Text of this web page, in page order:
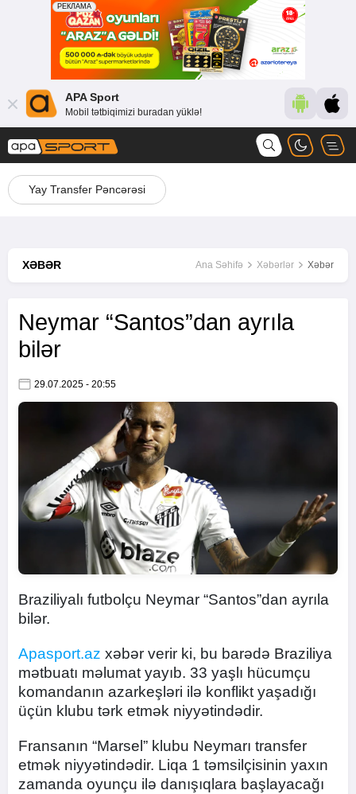
APA Sport
Mobil tətbiqimizi buradan yüklə!
Yay Transfer Pəncərəsi
XƏBƏR Ana Səhifə Xəbərlər Xəbər
Neymar “Santos”dan ayrıla
bilər
29.07.2025 - 20:55
Braziliyalı futbolçu Neymar “Santos”dan ayrıla
bilər.
Apasport.az xəbər verir ki, bu barədə Braziliya
mətbuatı məlumat yayıb. 33 yaşlı hücumçu
komandanın azarkeşləri ilə konflikt yaşadığı
üçün klubu tərk etmək niyyətindədir.
Fransanın “Marsel” klubu Neymarı transfer
etmək niyyətindədir. Liqa 1 təmsilçisinin yaxın
zamanda oyunçu ilə danışıqlara başlayacağı